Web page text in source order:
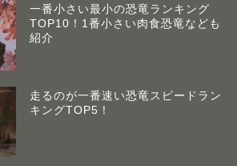
一番小さい最小の恐竜ランキング
TOP10！1番小さい肉食恐竜なども
紹介
走るのが一番速い恐竜スピードラン
キングTOP5！